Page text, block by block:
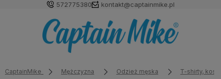
572775380 kontakt@captainmike.pl
CaptainMike Mężczyzna Odzież męska T-shirty,